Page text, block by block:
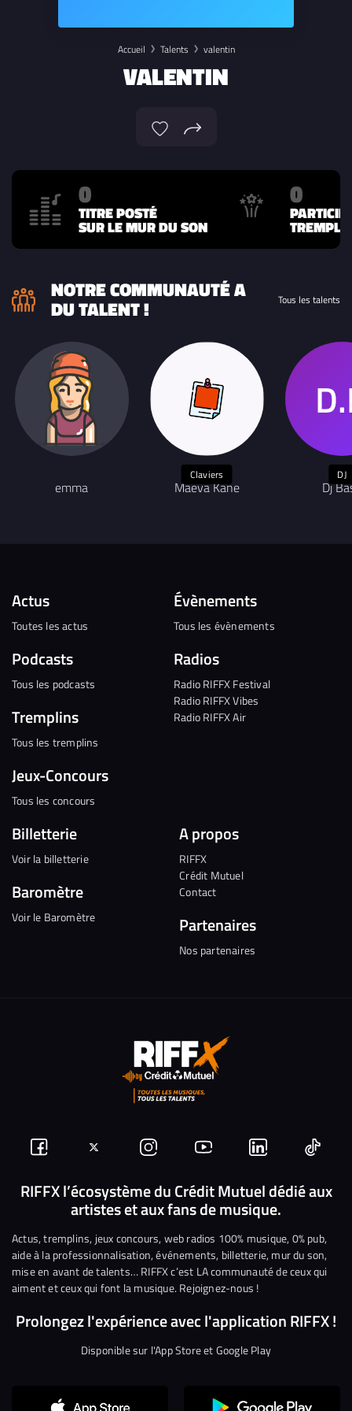
Accueil Talents valentin
VALENTIN
0
TITRE POSTÉ
SUR LE MUR DU SON
0
NOTRE COMMUNAUTÉ A
DU TALENT ! Tous les talents
emma
Claviers
Maeva Kane
DJ
Dj
Actus
Toutes les actus
Podcasts
Tous les podcasts
Tremplins
Tous les tremplins
Jeux-Concours
Tous les concours
Évènements
Tous les évènements
Radios
Radio RIFFX Festival
Radio RIFFX Vibes
Radio RIFFX Air
Billetterie
Voir la billetterie
Baromètre
Voir le Baromètre
A propos
RIFFX
Crédit Mutuel
Contact
Partenaires
Nos partenaires
Suivez-
nous
Facebook
Suivez-
nous
sur
Twitter
Nous
rejoindre
sur
Instagram
Nous
rejoindre
sur
YouTube
Nous
rejoindre
sur
Linkedin
Nous
RIFFX l’écosystème du Crédit Mutuel dédié aux
artistes et aux fans de musique.
Actus, tremplins, jeux concours, web radios 100% musique, 0% pub,
aide à la professionnalisation, événements, billetterie, mur du son,
mise en avant de talents… RIFFX c’est LA communauté de ceux qui
aiment et ceux qui font la musique. Rejoignez-nous !
Prolongez l'expérience avec l'application RIFFX !
Disponible sur l'App Store et Google Play